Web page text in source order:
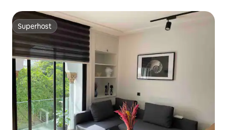
Superhost
Superhost